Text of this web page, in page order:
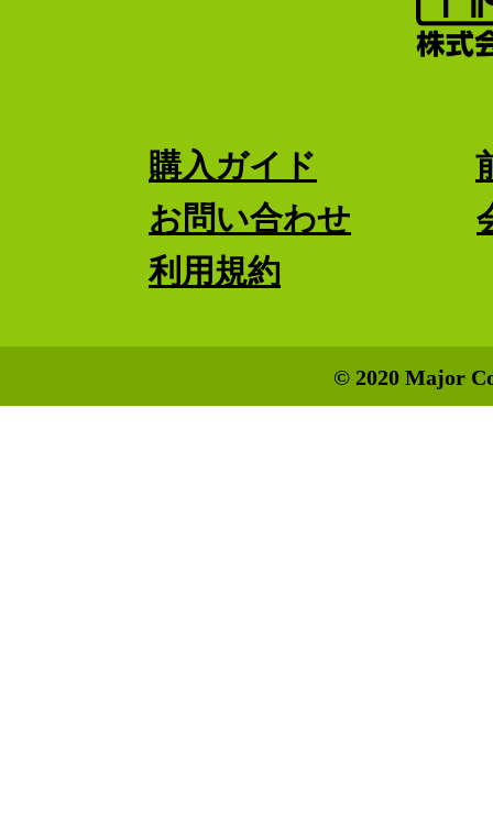
購入ガイド
お問い合わせ
利用規約
© 2020 Major